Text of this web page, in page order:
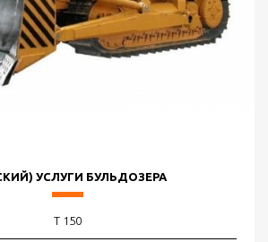
УСЛУГИ БУЛЬДОЗЕРА
Т 150